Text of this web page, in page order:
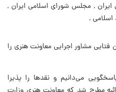
مشاور اجرایی معاونت هنری را
می‌دانیم و نقدها را پذیرا